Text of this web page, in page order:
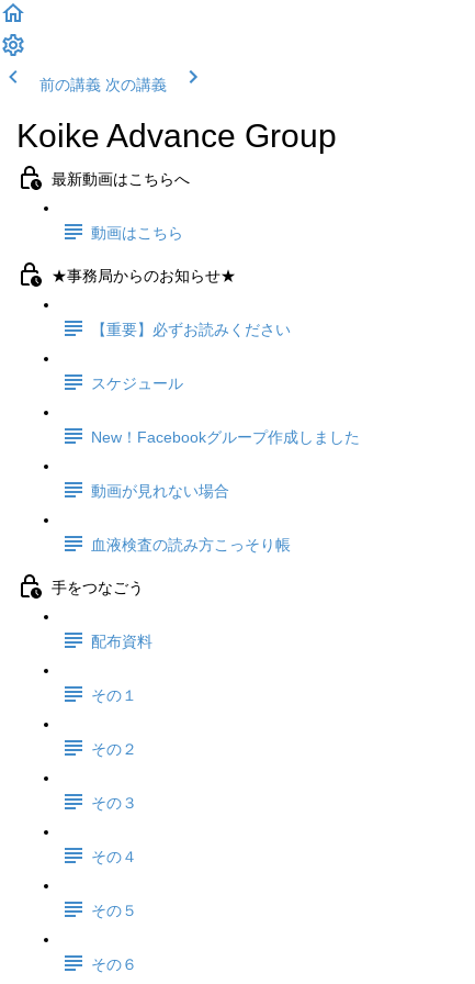
前の講義 次の講義
Koike Advance Group
最新動画はこちらへ
動画はこちら
★事務局からのお知らせ★
【重要】必ずお読みください
スケジュール
New！Facebookグループ作成しました
動画が見れない場合
血液検査の読み方こっそり帳
手をつなごう
配布資料
その１
その２
その３
その４
その５
その６